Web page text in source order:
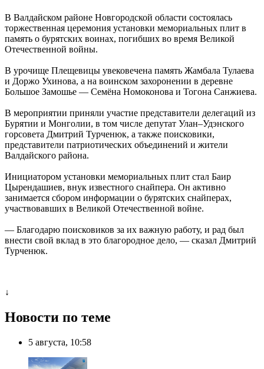
️В Валдайском районе Новгородской области состоялась
торжественная церемония установки мемориальных плит в
память о бурятских воинах, погибших во время Великой
Отечественной войны.
В урочище Плещевицы увековечена память Жамбала Тулаева
и Доржо Ухинова, а на воинском захоронении в деревне
Большое Замошье — Семёна Номоконова и Тогона Санжиева.
️В мероприятии приняли участие представители делегаций из
Бурятии и Монголии, в том числе депутат Улан–Удэнского
горсовета Дмитрий Турченюк, а также поисковики,
представители патриотических объединений и жители
Валдайского района.
️Инициатором установки мемориальных плит стал Баир
Цырендашиев, внук известного снайпера. Он активно
занимается сбором информации о бурятских снайперах,
участвовавших в Великой Отечественной войне.
— Благодарю поисковиков за их важную работу, и рад был
внести свой вклад в это благородное дело, — сказал Дмитрий
Турченюк.
↓
Новости по теме
5 августа, 10:58